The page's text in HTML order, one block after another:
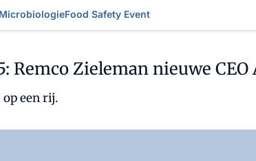
Food Safety Event
Zieleman nieuwe CEO
een rij.